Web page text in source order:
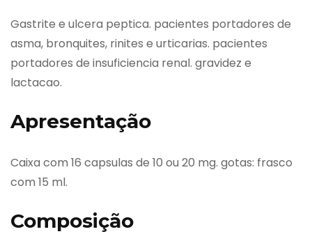
Gastrite e ulcera peptica. pacientes portadores de
asma, bronquites, rinites e urticarias. pacientes
portadores de insuficiencia renal. gravidez e
lactacao.
Apresentação
Caixa com 16 capsulas de 10 ou 20 mg. gotas: frasco
com 15 ml.
Composição